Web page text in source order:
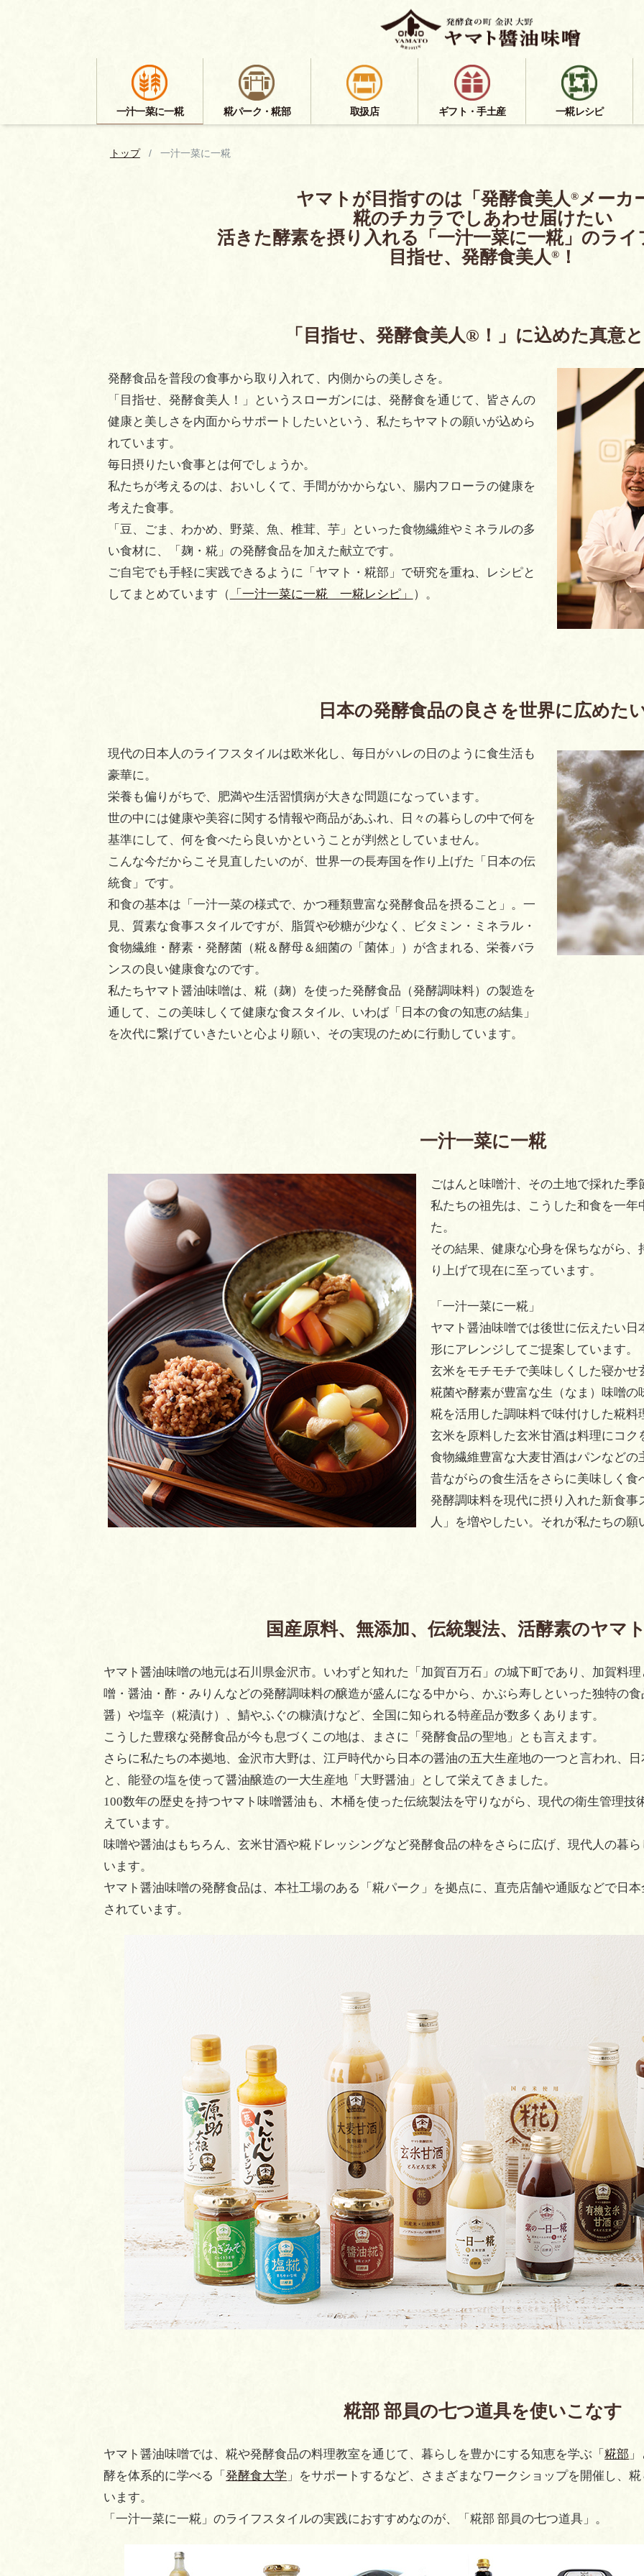
一汁一菜に一糀 糀パーク・糀部 取扱店 ギフト・手土産 一糀レシピ
トップ 一汁一菜に一糀
ヤマトが目指すのは「発酵食美人®メーカ
糀のチカラでしあわせ届けたい
活きた酵素を摂り入れる「一汁一菜に一糀」のラ
目指せ、発酵食美人® ！
「目指せ、発酵食美人®！」に込めた真意
発酵食品を普段の食事から取り入れて、内側からの美しさを。
「目指せ、発酵食美人！」というスローガンには、発酵食を通じて、皆さんの
健康と美しさを内面からサポートしたいという、私たちヤマトの願いが込めら
れています。
毎日摂りたい食事とは何でしょうか。
私たちが考えるのは、おいしくて、手間がかからない、腸内フローラの健康を
考えた食事。
「豆、ごま、わかめ、野菜、魚、椎茸、芋」といった食物繊維やミネラルの多
い食材に、「麹・糀」の発酵食品を加えた献立です。
ご自宅でも手軽に実践できるように「ヤマト・糀部」で研究を重ね、レシピと
してまとめています（ 「一汁一菜に一糀 一糀レシピ」 ）。
日本の発酵食品の良さを世界に広めた
現代の日本人のライフスタイルは欧米化し、毎日がハレの日のように食生活も
豪華に。
栄養も偏りがちで、肥満や生活習慣病が大きな問題になっています。
世の中には健康や美容に関する情報や商品があふれ、日々の暮らしの中で何を
基準にして、何を食べたら良いかということが判然としていません。
こんな今だからこそ見直したいのが、世界一の長寿国を作り上げた「日本の伝
統食」です。
和食の基本は「一汁一菜の様式で、かつ種類豊富な発酵食品を摂ること」。一
見、質素な食事スタイルですが、脂質や砂糖が少なく、ビタミン・ミネラル・
食物繊維・酵素・発酵菌（糀＆酵母＆細菌の「菌体」）が含まれる、栄養バラ
ンスの良い健康食なのです。
私たちヤマト醤油味噌は、糀（麹）を使った発酵食品（発酵調味料）の製造を
通して、この美味しくて健康な食スタイル、いわば「日本の食の知恵の結集」
を次代に繋げていきたいと心より願い、その実現のために行動しています。
一汁一菜に一糀
ごはんと味噌汁、その土地で採れた
私たちの祖先は、こうした和食を一
た。
その結果、健康な心身を保ちながら
り上げて現在に至っています。
「一汁一菜に一糀」
ヤマト醤油味噌では後世に伝えたい
形にアレンジしてご提案しています。
玄米をモチモチで美味しくした寝かせ
糀菌や酵素が豊富な生（なま）味噌の
糀を活用した調味料で味付けした糀料
玄米を原料した玄米甘酒は料理にコ
食物繊維豊富な大麦甘酒はパンなどの
昔ながらの食生活をさらに美味しく食
発酵調味料を現代に摂り入れた新食
人」を増やしたい。それが私たちの願
国産原料、無添加、伝統製法、活酵素のヤマ
ヤマト醤油味噌の地元は石川県金沢市。いわずと知れた「加賀百万石」の城下町であり、加賀料
噌・醤油・酢・みりんなどの発酵調味料の醸造が盛んになる中から、かぶら寿しといった独特の
醤）や塩辛（糀漬け）、鯖やふぐの糠漬けなど、全国に知られる特産品が数多くあります。
こうした豊穣な発酵食品が今も息づくこの地は、まさに「発酵食品の聖地」とも言えます。
さらに私たちの本拠地、金沢市大野は、江戸時代から日本の醤油の五大生産地の一つと言われ、
と、能登の塩を使って醤油醸造の一大生産地「大野醤油」として栄えてきました。
100数年の歴史を持つヤマト味噌醤油も、木桶を使った伝統製法を守りながら、現代の衛生管理
えています。
味噌や醤油はもちろん、玄米甘酒や糀ドレッシングなど発酵食品の枠をさらに広げ、現代人の暮
います。
ヤマト醤油味噌の発酵食品は、本社工場のある「糀パーク」を拠点に、直売店舗や通販などで日
されています。
糀部 部員の七つ道具を使いこなす
ヤマト醤油味噌では、糀や発酵食品の料理教室を通じて、暮らしを豊かにする知恵を学ぶ「糀部
酵を体系的に学べる「発酵食大学 」をサポートするなど、さまざまなワークショップを開催し、
います。
「一汁一菜に一糀」のライフスタイルの実践におすすめなのが、「糀部 部員の七つ道具」。